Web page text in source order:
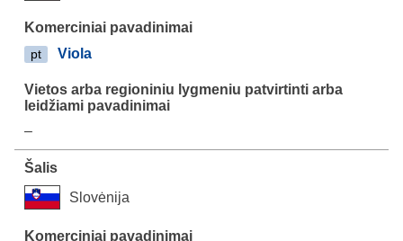
pt Viola
–
Slovėnija